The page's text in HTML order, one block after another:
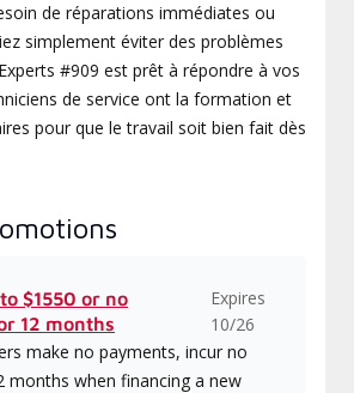
de réparations immédiates ou
simplement éviter des problèmes
#909 est prêt à répondre à vos
de service ont la formation et
pour que le travail soit bien fait dès
$1550 or no
12 months
Expires
10/26
make no payments, incur no
months when financing a new